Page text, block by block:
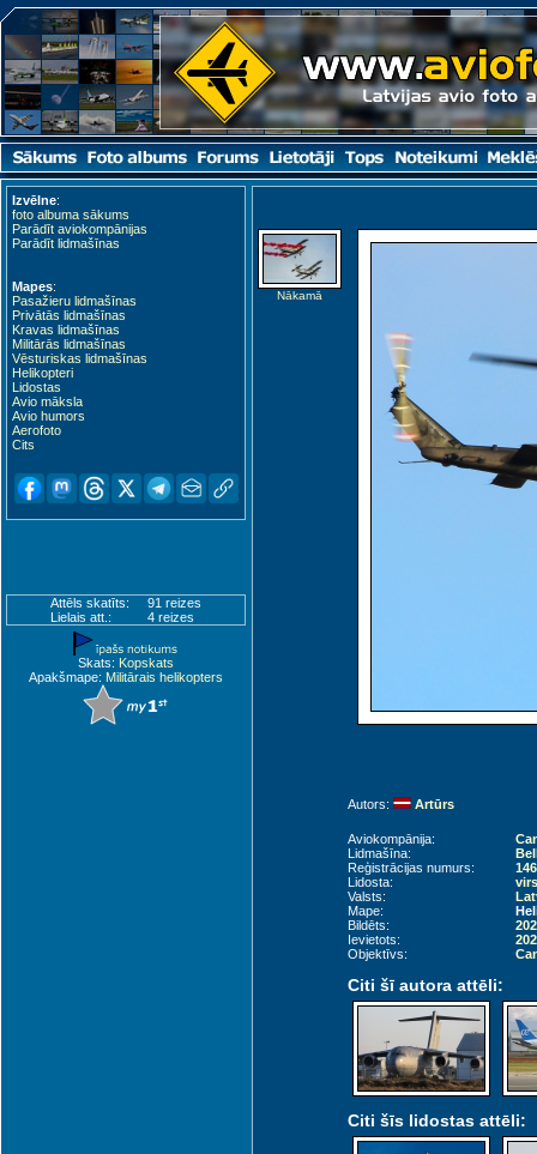
Izvēlne:
foto albuma sākums
Parādīt aviokompānijas
Parādīt lidmašīnas
Mapes:
Pasažieru lidmašīnas
Privātās lidmašīnas
Kravas lidmašīnas
Militārās lidmašīnas
Vēsturiskas lidmašīnas
Helikopteri
Lidostas
Avio māksla
Avio humors
Aerofoto
Cits
Attēls skatīts:
91 reizes
Lielais att.:
4 reizes
Skats: Kopskats
Apakšmape: Militārais helikopters
Nākamā
Autors: Artūrs
Aviokompānija:
Lidmašīna:
Reģistrācijas numurs:
Lidosta:
Valsts:
Mape:
Bildēts:
Ievietots:
Objektīvs:
Citi šī autora attēli:
Citi šīs lidostas attēli: